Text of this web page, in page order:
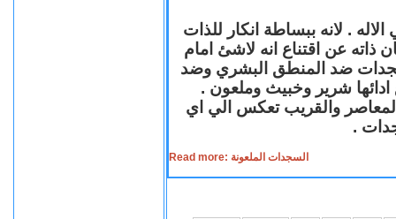
. لانه ببساطة انكار للذات
ذاته عن اقتناع انه لاشئ امام
ضد المنطق البشري وضد
ادائها شرير وخبيث وملعون .
المعاصر والقريب تعكس الي اي
.
Read more: السجدات الملعونة